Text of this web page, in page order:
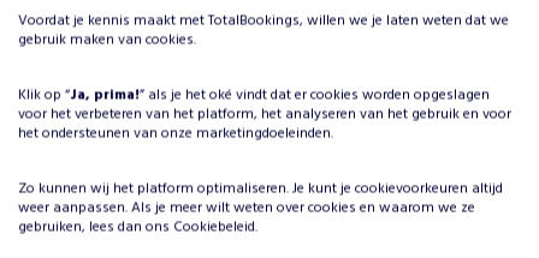
Waarom Stenen Schoone
Het plannen van een evenement brengt veel keuzes met
zich mee, maar één ding is zeker: je wilt dat het
boeken, kies je voor een professionele artiest in de
categorie Theateracts, die je evenement naar een hoger
Voordat je kennis maakt met TotalBookings, willen we je laten weten dat we
gebruik maken van cookies.
Klik op “Ja, prima!” als je het oké vindt dat er cookies worden opgeslagen
voor het verbeteren van het platform, het analyseren van het gebruik en voor
het ondersteunen van onze marketingdoeleinden.
Zo kunnen wij het platform optimaliseren. Je kunt je cookievoorkeuren altijd
weer aanpassen. Als je meer wilt weten over cookies en waarom we ze
gebruiken, lees dan ons Cookiebeleid.